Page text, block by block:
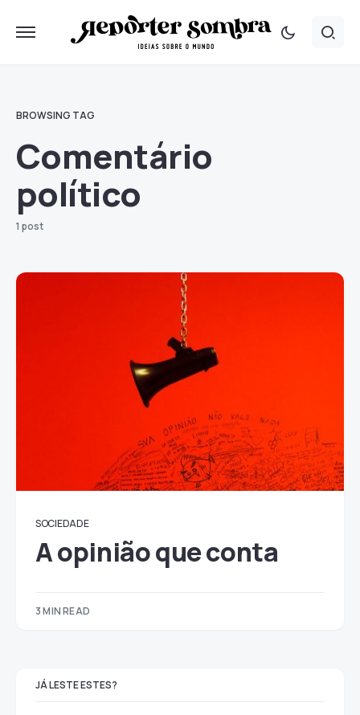
BROWSING TAG
Comentário
político
1 post
SOCIEDADE
A opinião que conta
3 MIN READ
JÁ LESTE ESTES?